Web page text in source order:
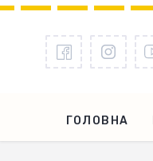
ГОЛОВНА